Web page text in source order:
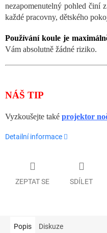
nezapomenutelný pohled činí
každé pracovny, dětského
Používání koule je
Vám absolutně žádné riziko.
NÁŠ TIP
Vyzkoušejte také projektor
Detailní informace
ZEPTAT SE SDÍLET
Popis Diskuze